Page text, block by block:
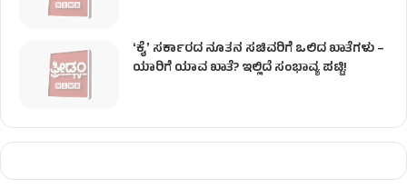
ʻಕೈʼ ಸರ್ಕಾರದ ನೂತನ ಸಚಿವರಿಗೆ ಒಲಿದ ಖಾತೆಗಳು –
ಯಾರಿಗೆ ಯಾವ ಖಾತೆ? ಇಲ್ಲಿದೆ ಸಂಭಾವ್ಯ ಪಟ್ಟಿ!